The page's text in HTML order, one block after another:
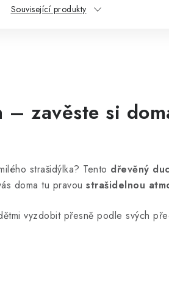
Související produkty
– zavěste si
strašidýlka? Tento dřevěný
doma tu pravou strašidelnou
vyzdobit přesně podle svých